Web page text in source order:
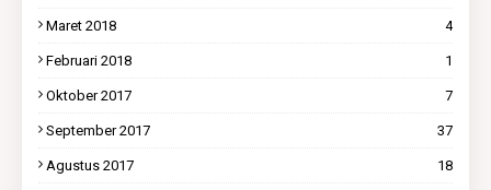
Maret 2018 4
Februari 2018 1
Oktober 2017 7
September 2017 37
Agustus 2017 18